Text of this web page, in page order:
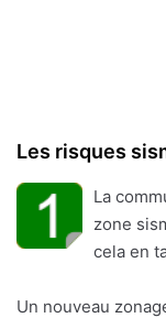
Les risques
La
zone
cela en
Un nouveau